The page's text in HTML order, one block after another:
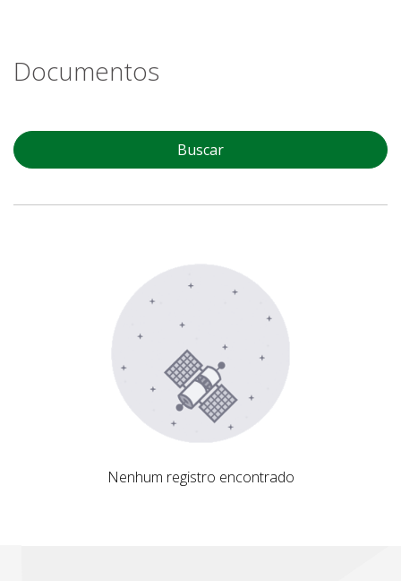
Documentos
Buscar
Nenhum registro encontrado
Nenhum registro encontrado